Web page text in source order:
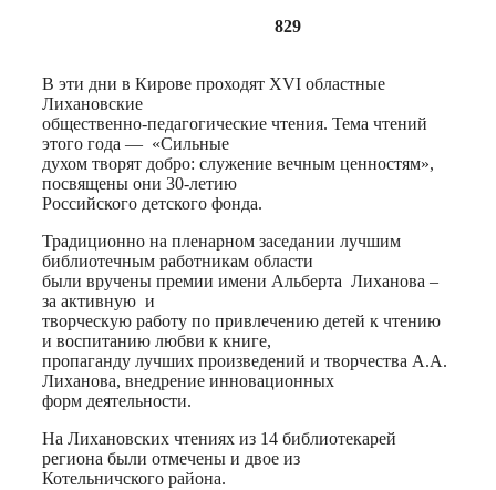
829
В эти дни в Кирове проходят XVI областные
Лихановские
общественно-педагогические чтения. Тема чтений
этого года — «Сильные
духом творят добро: служение вечным ценностям»,
посвящены они 30-летию
Российского детского фонда.
Традиционно на пленарном заседании лучшим
библиотечным работникам области
были вручены премии имени Альберта Лиханова –
за активную и
творческую работу по привлечению детей к чтению
и воспитанию любви к книге,
пропаганду лучших произведений и творчества А.А.
Лиханова, внедрение инновационных
форм деятельности.
На Лихановских чтениях из 14 библиотекарей
региона были отмечены и двое из
Котельничского района.